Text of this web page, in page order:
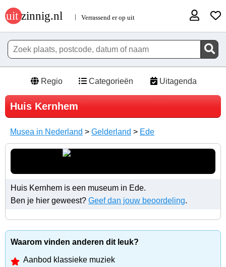
Regio Categorieën Uitagenda
Huis Kernhem
Musea in Nederland > Gelderland > Ede
Huis Kernhem is een museum in Ede.
Ben je hier geweest? Geef dan jouw beoordeling.
Waarom vinden anderen dit leuk?
Aanbod klassieke muziek